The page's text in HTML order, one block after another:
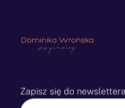
Zapisz się do newslettera